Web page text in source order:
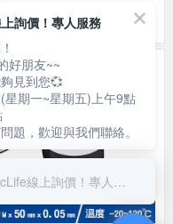
詢價！專人服務
好朋友~~
見到您💞
星期一~星期五)上午9點
題，歡迎與我們聯絡。
回覆至 EcLife線上詢價！專人服務